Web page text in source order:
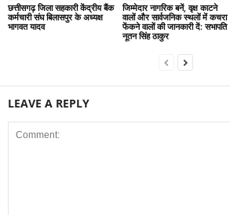
छत्तीसगढ़ जिला सहकारी केंद्रीय बैंक
कर्मचारी संघ बिलासपुर के अध्यक्ष
भागवत यादव
जिम्मेदार नागरिक बनें, वृक्ष काटने
वालों और सार्वजनिक स्थलों में कचरा
फेंकने वालों की जानकारी दें: सभापति
नूतन सिंह ठाकुर
LEAVE A REPLY